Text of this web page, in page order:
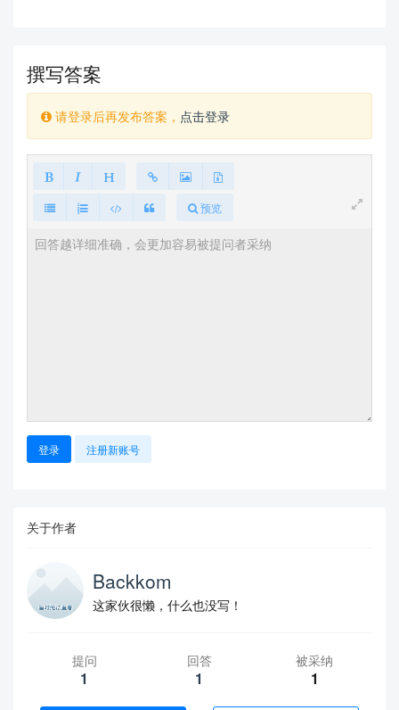
撰写答案
请登录后再发布答案， 点击登录
预览
登录 注册新账号
关于作者
Backkom
这家伙很懒，什么也没写！
提问
1
回答
1
被采纳
1